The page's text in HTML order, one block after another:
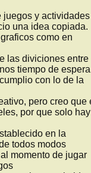
tiempo de espera
por que solo hay
todos modos